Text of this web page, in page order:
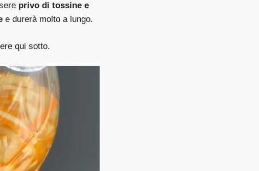
privo di tossine e
e durerà molto a lungo.
qui sotto.